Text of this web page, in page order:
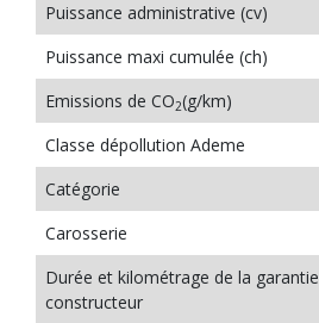
Puissance administrative (cv)
Puissance maxi cumulée (ch)
Emissions de CO2(g/km)
Classe dépollution Ademe
Catégorie
Carosserie
Durée et kilométrage de la garantie
constructeur